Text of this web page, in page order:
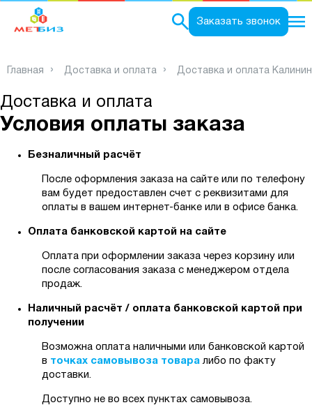
Заказать звонок
Главная Доставка и оплата Доставка и оплата
Доставка и оплата
Условия оплаты заказа
Безналичный расчёт
После оформления заказа на сайте или по телефону
вам будет предоставлен счет с реквизитами для
оплаты в вашем интернет-банке или в офисе банка.
Оплата банковской картой на сайте
Оплата при оформлении заказа через корзину или
после согласования заказа с менеджером отдела
продаж.
Наличный расчёт / оплата банковской картой при
получении
Возможна оплата наличными или банковской картой
в точках самовывоза товара либо по факту
доставки.
Доступно не во всех пунктах самовывоза.